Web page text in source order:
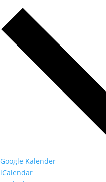
Google Kalender
iCalendar